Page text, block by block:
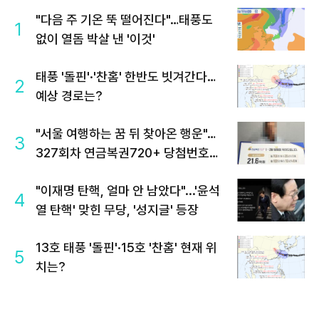
1
"다음 주 기온 뚝 떨어진다"…태풍도
없이 열돔 박살 낸 '이것'
2
태풍 '돌핀'·'찬홈' 한반도 빗겨간다…
예상 경로는?
3
"서울 여행하는 꿈 뒤 찾아온 행운"…
327회차 연금복권720+ 당첨번호조
4
"이재명 탄핵, 얼마 안 남았다"...'윤석
열 탄핵' 맞힌 무당, '성지글' 등장
5
13호 태풍 '돌핀'·15호 '찬홈' 현재 위
치는?